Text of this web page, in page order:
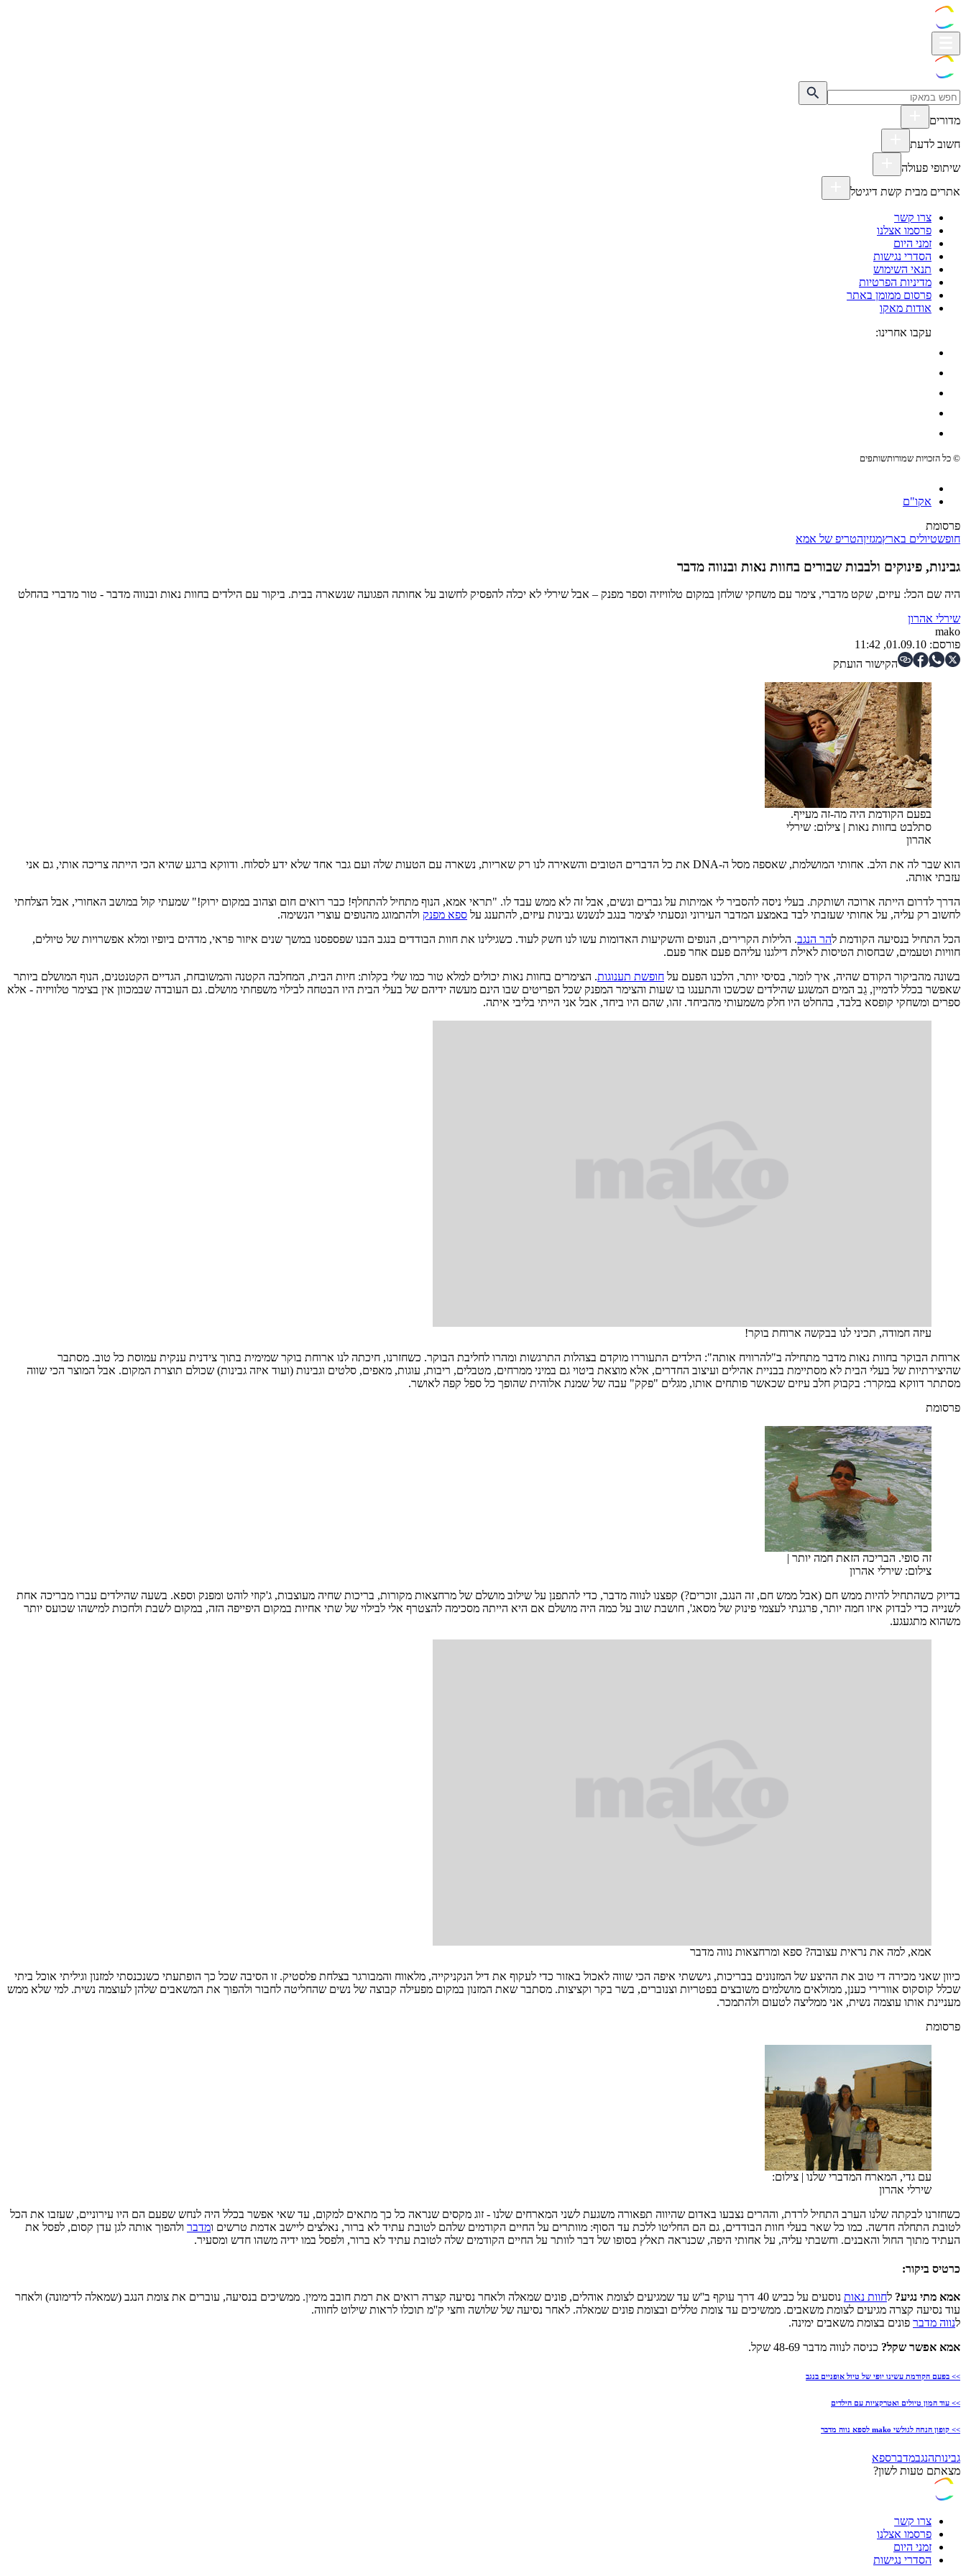
מדורים
חשוב לדעת
שיתופי פעולה
אתרים מבית קשת דיגיטל
צרו קשר
פרסמו אצלנו
זמני היום
הסדרי נגישות
תנאי השימוש
מדיניות הפרטיות
פרסום ממומן באתר
אודות מאקו
עקבו אחרינו:
© כל הזכויות שמורותשותפים
אקו"ם
פרסומת
חופשטיולים בארץמגזיןהטריפ של אמא
גבינות, פינוקים ולבבות שבורים בחוות נאות ובנווה מדבר
היה שם הכל: עיזים, שקט מדברי, צימר עם משחקי שולחן במקום טלוויזיה וספר מפנק – אבל שירלי לא יכלה להפסיק לחשוב על אחותה הפגועה שנשארה בבית. ביקור עם הילדים בחוות נאות ובנווה מדבר - טור מדברי בהחלט
שירלי אהרון
mako
פורסם: 01.09.10, 11:42
הקישור הועתק
בפעם הקודמת היה מה-זה מעייף.
סתלבט בחוות נאות | צילום: שירלי
אהרון
הוא שבר לה את הלב. אחותי המושלמת, שאספה מסל ה-DNA את כל הדברים הטובים והשאירה לנו רק שאריות, נשארה עם הטעות שלה ועם גבר אחד שלא ידע לסלוח. ודווקא ברגע שהיא הכי הייתה צריכה אותי, גם אני
עזבתי אותה.
הדרך לדרום הייתה ארוכה ושותקת. בעלי ניסה להסביר לי אמיתות על גברים ונשים, אבל זה לא ממש עבד לו. "תראי אמא, הנוף מתחיל להתחלף! כבר רואים חום וצהוב במקום ירוק!" שמעתי קול במושב האחורי, אבל הצלחתי
לחשוב רק עליה, על אחותי שעזבתי לבד באמצע המדבר העירוני ונסעתי לצימר בנגב לנשנש גבינות עיזים, להתענג על ספא מפנק ולהתמוגג מהנופים עוצרי הנשימה.
הכל התחיל בנסיעה הקודמת להר הנגב. הלילות הקרירים, הנופים והשקיעות האדומות עשו לנו חשק לעוד. כשגילינו את חוות הבודדים בנגב הבנו שפספסנו במשך שנים איזור פראי, מדהים ביופיו ומלא אפשרויות של טיולים,
חוויות וטעמים, שבחסות הטיסות לאילת דילגנו עליהם פעם אחר פעם.
בשונה מהביקור הקודם שהיה, איך לומר, בסיסי יותר, הלכנו הפעם על חופשת תענוגות. הצימרים בחוות נאות יכולים למלא טור כמו שלי בקלות: חיות הבית, המחלבה הקטנה והמשובחת, הגדיים הקטנטנים, הנוף המושלם ביותר
שאפשר בכלל לדמיין, גֵב המים המשגע שהילדים שכשכו והתענגו בו שעות והצימר המפנק שכל הפריטים שבו הינם מעשה ידיהם של בעלי הבית היו הבטחה לבילוי משפחתי מושלם. גם העובדה שבמכוון אין בצימר טלוויזיה - אלא
ספרים ומשחקי קופסא בלבד, בהחלט היו חלק משמעותי מהביחד. זהו, שהם היו ביחד, אבל אני הייתי בליבי איתה.
עיזה חמודה, תכיני לנו בבקשה ארוחת בוקר!
ארוחת הבוקר בחוות נאות מדבר מתחילה ב"להרוויח אותה": הילדים התעוררו מוקדם בצהלות התרגשות ומהרו לחליבת הבוקר. כשחזרנו, חיכתה לנו ארוחת בוקר שמימית בתוך צידנית ענקית עמוסת כל טוב. מסתבר
שהיצירתיות של בעלי הבית לא מסתיימת בבניית אהילים ועיצוב החדרים, אלא מוצאת ביטוי גם במיני ממרחים, מטבלים, ריבות, עוגות, מאפים, סלטים וגבינות (ועוד איזה גבינות) שכולם תוצרת המקום. אבל המוצר הכי שווה
מסתתר דווקא במקרר: בקבוק חלב עיזים שכאשר פותחים אותו, מגלים "פקק" עבה של שמנת אלוהית שהופך כל ספל קפה לאושר.
פרסומת
זה סופי. הבריכה הזאת חמה יותר |
צילום: שירלי אהרון
בדיוק כשהתחיל להיות ממש חם (אבל ממש חם, זה הנגב, זוכרים?) קפצנו לנווה מדבר, כדי להתפנן על שילוב מושלם של מרחצאות מקורות, בריכות שחיה מעוצבות, ג'קוזי לוהט ומפנק וספא. בשעה שהילדים עברו מבריכה אחת
לשנייה כדי לבדוק איזו חמה יותר, פרגנתי לעצמי פינוק של מסאג', חושבת שוב על כמה היה מושלם אם היא הייתה מסכימה להצטרף אלי לבילוי של שתי אחיות במקום היפייפה הזה, במקום לשבת ולחכות למישהו שכועס יותר
משהוא מתגעגע.
אמא, למה את נראית עצובה? ספא ומרחצאות נווה מדבר
כיוון שאני מכירה די טוב את ההיצע של המזנונים בבריכות, גיששתי איפה הכי שווה לאכול באזור כדי לעקוף את דיל הנקניקייה, מלאווח והמבורגר בצלחת פלסטיק. זו הסיבה שכל כך הופתעתי כשנכנסתי למזנון וגיליתי אוכל ביתי
שכלל קוסקוס אוורירי כענן, ממולאים מושלמים משובצים בפטריות וצנוברים, בשר בקר וקציצות. מסתבר שאת המזנון במקום מפעילה קבוצה של נשים שהחליטה לחבור ולהפוך את המשאבים שלהן לעוצמה נשית. למי שלא ממש
מעניינת אותו עוצמה נשית, אני ממליצה לטעום ולהתמכר.
פרסומת
עם גדי, המארח המדברי שלנו | צילום:
שירלי אהרון
כשחזרנו לבקתה שלנו הערב התחיל לרדת, וההרים נצבעו באדום שהיווה תפאורה משגעת לשני המארחים שלנו - זוג מקסים שנראה כל כך מתאים למקום, עד שאי אפשר בכלל היה לנחש שפעם הם היו עירוניים, שעזבו את הכל
לטובת התחלה חדשה. כמו כל שאר בעלי חוות הבודדים, גם הם החליטו ללכת עד הסוף: מוותרים על החיים הקודמים שלהם לטובת עתיד לא ברור, נאלצים ליישב אדמת טרשים ומדבר ולהפוך אותה לגן עדן קסום, לפסל את
העתיד מתוך החול והאבנים. וחשבתי עליה, על אחותי היפה, שכנראה תאלץ בסופו של דבר לוותר על החיים הקודמים שלה לטובת עתיד לא ברור, ולפסל במו ידיה משהו חדש ומסעיר.
כרטיס ביקור:
אמא מתי נגיע? לחוות נאות
נוסעים על כביש 40 דרך עוקף ב''ש עד שמגיעים לצומת אוהלים, פונים שמאלה ולאחר נסיעה קצרה רואים את רמת חובב מימין. ממשיכים בנסיעה, עוברים את צומת הנגב (שמאלה לדימונה) ולאחר
עוד נסיעה קצרה מגיעים לצומת משאבים. ממשיכים עד צומת טללים ובצומת פונים שמאלה. לאחר נסיעה של שלושה וחצי ק''מ תוכלו לראות שילוט לחווה.
לנווה מדבר פונים בצומת משאבים ימינה.
אמא אפשר שקל? כניסה לנווה מדבר 48-69 שקל.
>> בפעם הקודמת עשינו יופי של טיול אופניים בנגב
>> עוד המון טיולים ואטרקציות עם הילדים
>> קופון הנחה לגולשי mako לספא נווה מדבר
גבינותהנגבמדברספא
מצאתם טעות לשון?
צרו קשר
פרסמו אצלנו
זמני היום
הסדרי נגישות